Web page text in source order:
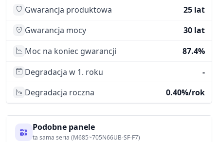
Gwarancja produktowa
25 lat
Gwarancja mocy
30 lat
Moc na koniec gwarancji
87.4%
Degradacja w 1. roku
-
Degradacja roczna
0.40%/rok
Podobne panele
ta sama seria (M685~705N66UB-SF-F7)